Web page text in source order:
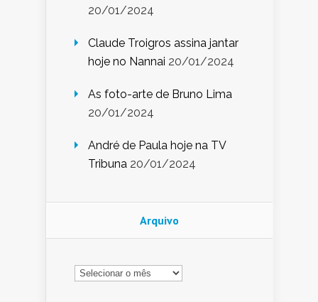
20/01/2024
Claude Troigros assina jantar
hoje no Nannai 20/01/2024
As foto-arte de Bruno Lima
20/01/2024
André de Paula hoje na TV
Tribuna 20/01/2024
Arquivo
Arquivo